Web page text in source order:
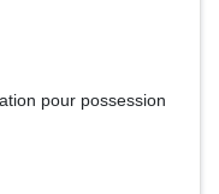
possession